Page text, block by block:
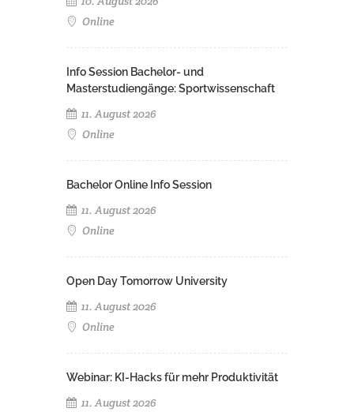
Online
Info Session Bachelor- und
Masterstudiengänge: Sportwissenschaft
11. August 2026
Online
Bachelor Online Info Session
11. August 2026
Online
Open Day Tomorrow University
11. August 2026
Online
Webinar: KI-Hacks für mehr Produktivität
11. August 2026